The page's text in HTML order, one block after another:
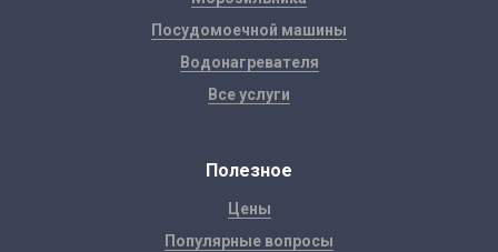
Посудомоечной машины
Водонагревателя
Все услуги
Полезное
Цены
Популярные вопросы